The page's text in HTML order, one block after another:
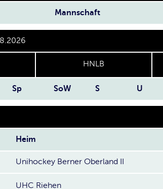
Mannschaft
HNLB
Sp SoW S U
Heim
Unihockey Berner Oberland II
UHC Riehen